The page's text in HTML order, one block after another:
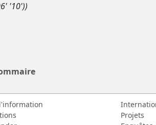
'10'))
Projets